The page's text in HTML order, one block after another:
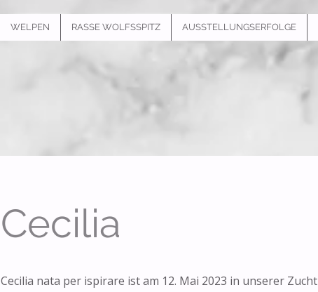
WELPEN RASSE WOLFSSPITZ AUSSTELLUNGSERFOLGE
Cecilia
Cecilia nata per ispirare ist am 12. Mai 2023 in unserer Zucht